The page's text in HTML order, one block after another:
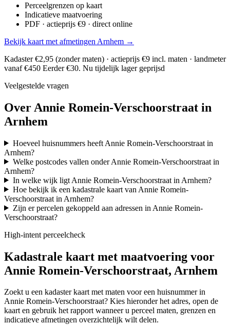
Perceelgrenzen op kaart
Indicatieve maatvoering
PDF · actieprijs €9 · direct online
Bekijk kaart met afmetingen Arnhem →
Kadaster €2,95 (zonder maten) · actieprijs €9 incl. maten · landmeter
vanaf €450 Eerder €30. Nu tijdelijk lager geprijsd
Veelgestelde vragen
Over Annie Romein-Verschoorstraat in
Arnhem
Hoeveel huisnummers heeft Annie Romein-Verschoorstraat in
Arnhem?
Welke postcodes vallen onder Annie Romein-Verschoorstraat in
Arnhem?
In welke wijk ligt Annie Romein-Verschoorstraat in Arnhem?
Hoe bekijk ik een kadastrale kaart van Annie Romein-
Verschoorstraat in Arnhem?
Zijn er percelen gekoppeld aan adressen in Annie Romein-
Verschoorstraat?
High-intent perceelcheck
Kadastrale kaart met maatvoering voor
Annie Romein-Verschoorstraat, Arnhem
Zoekt u een kadaster kaart met maten voor een huisnummer in
Annie Romein-Verschoorstraat? Kies hieronder het adres, open de
kaart en gebruik het rapport wanneer u perceel maten, grenzen en
indicatieve afmetingen overzichtelijk wilt delen.